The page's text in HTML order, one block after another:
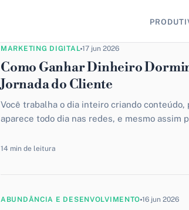
MARKETING DIGITAL 17 jun 2026
Como Ganhar Dinheiro
Jornada do Cliente
Você trabalha o dia inteiro criando conteúdo,
aparece todo dia nas redes, e mesmo assim
14 min de leitura
ABUNDÂNCIA E DESENVOLVIMENTO 16 jun 2026